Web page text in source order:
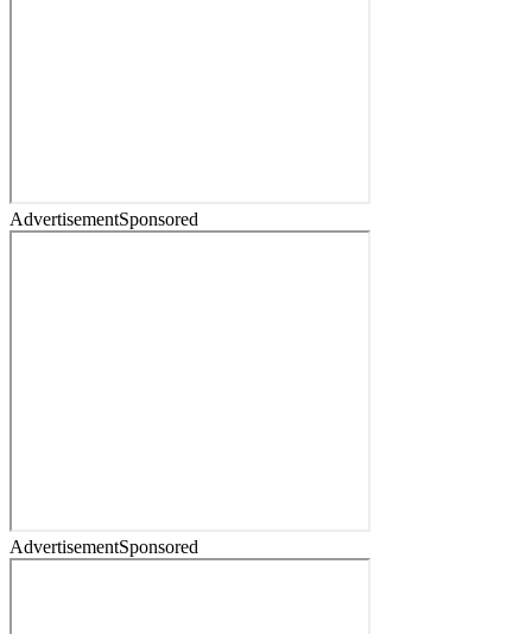
AdvertisementSponsored
AdvertisementSponsored